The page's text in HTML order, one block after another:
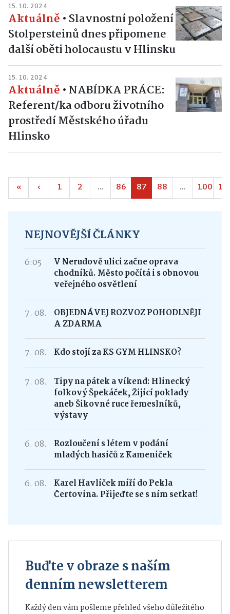
15. 10. 2024
Aktuálně • Slavnostní položení
Stolpersteinů dnes připomene
další oběti holocaustu v Hlinsku
15. 10. 2024
Aktuálně • NABÍDKA PRÁCE:
Referent/ka odboru životního
prostředí Městského úřadu
Hlinsko
« ‹ 1 2 ... 86 87 88 ... 100
NEJNOVĚJŠÍ ČLÁNKY
6:05
V Nerudově ulici začne oprava
chodníků. Město počítá i s obnovou
veřejného osvětlení
7. 08.
OBJEDNÁVEJ ROZVOZ POHODLNĚJI
A ZDARMA
7. 08. Kdo stojí za KS GYM HLINSKO?
7. 08.
Tipy na pátek a víkend: Hlinecký
folkový Špekáček, Žijící poklady
aneb Šikovné ruce řemeslníků,
výstavy
6. 08.
Rozloučení s létem v podání
mladých hasičů z Kameniček
6. 08.
Karel Havlíček míří do Pekla
Čertovina. Přijeďte se s ním setkat!
Buďte v obraze s naším
denním newsletterem
Každý den vám pošleme přehled všeho důležitého